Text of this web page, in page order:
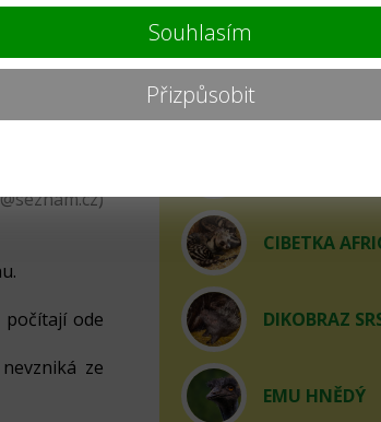
je platná
místo
Před
počítají ode
ze
ARA
CIBETKA
DIKOBRAZ
EMU HNĚDÝ
Souhlasím
Přizpůsobit